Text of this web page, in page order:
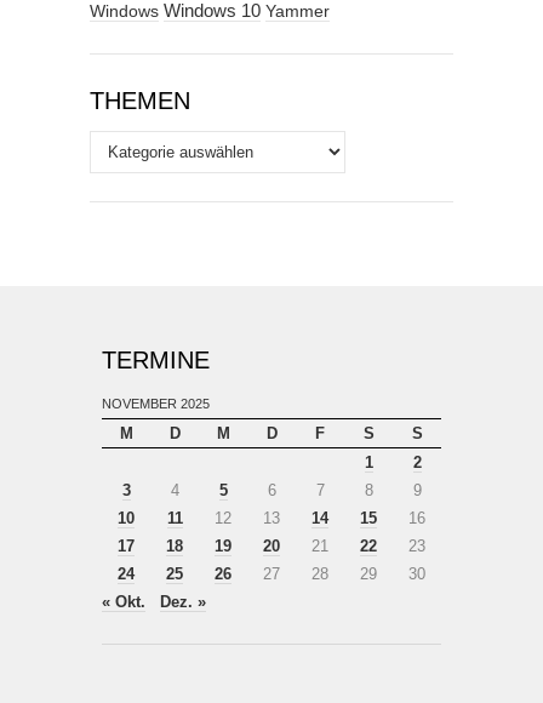
Windows Windows 10 Yammer
THEMEN
Themen
TERMINE
NOVEMBER 2025
M D M D F S
S
1
2
3
4 5 6 7 8
9
10
11 12 13 14 15
16
17
18 19 20 21 22
23
24
25 26 27 28 29
30
« Okt.
Dez. »